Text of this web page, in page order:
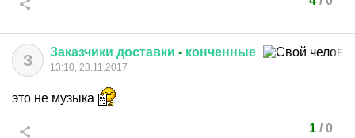
З Заказчики доставки - конченные
13:10, 23.11.2017
это не музыка
1/ 0